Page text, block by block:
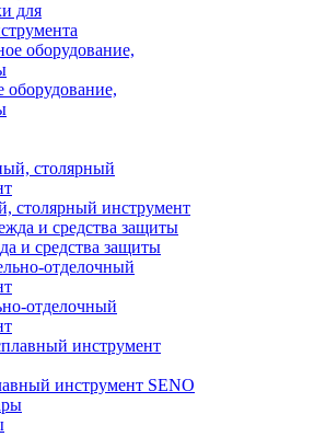
для
оборудование,
столярный инструмент
и средства защиты
отделочный
инструмент SENO